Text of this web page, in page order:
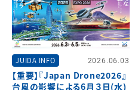
JUIDA INFO 2026.06.03
【重要】『Japan Drone2026』
台風の影響による6月３日(水)